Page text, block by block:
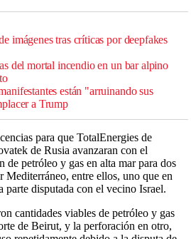
imágenes tras críticas por deepfakes
del mortal incendio en un bar alpino
están "arruinando sus
a Trump
para que TotalEnergies de
de Rusia avanzaran con el
de petróleo y gas en alta mar para dos
Mediterráneo, entre ellos, uno que en
parte disputada con el vecino Israel.
cantidades viables de petróleo y gas
de Beirut, y la perforación en otro,